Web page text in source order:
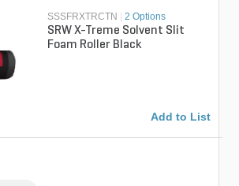
SSSFRXTRCTN 2 Options
SRW X-Treme Solvent Slit
Foam Roller Black
Add to List